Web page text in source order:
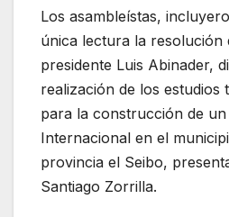
Los asambleístas,
única lectura la resolución
presidente Luis Abinader,
realización de los estudios
para la construcción de
Internacional en el
provincia el Seibo,
Santiago Zorrilla.